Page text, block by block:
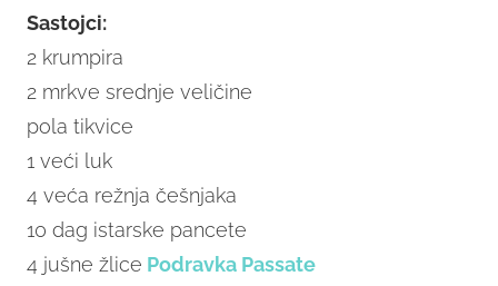
Sastojci:
2 krumpira
2 mrkve srednje veličine
pola tikvice
1 veći luk
4 veća režnja češnjaka
10 dag istarske pancete
4 jušne žlice Podravka Passate